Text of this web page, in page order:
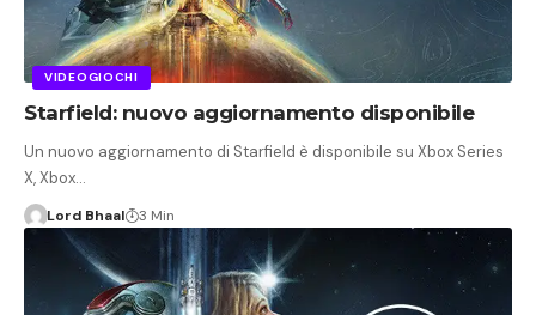
VIDEOGIOCHI
Starfield: nuovo aggiornamento disponibile
Un nuovo aggiornamento di Starfield è disponibile su Xbox Series
X, Xbox…
Lord Bhaal 3 Min